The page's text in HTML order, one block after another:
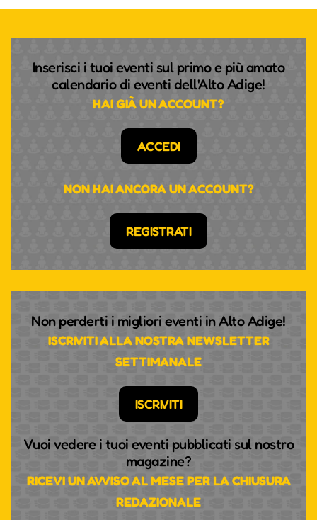
Inserisci i tuoi eventi sul primo e più amato
calendario di eventi dell'Alto Adige!
HAI GIÀ UN ACCOUNT?
ACCEDI
NON HAI ANCORA UN ACCOUNT?
REGISTRATI
Non perderti i migliori eventi in Alto Adige!
ISCRIVITI ALLA NOSTRA NEWSLETTER
SETTIMANALE
ISCRIVITI
Vuoi vedere i tuoi eventi pubblicati sul nostro
magazine?
RICEVI UN AVVISO AL MESE PER LA CHIUSURA
REDAZIONALE